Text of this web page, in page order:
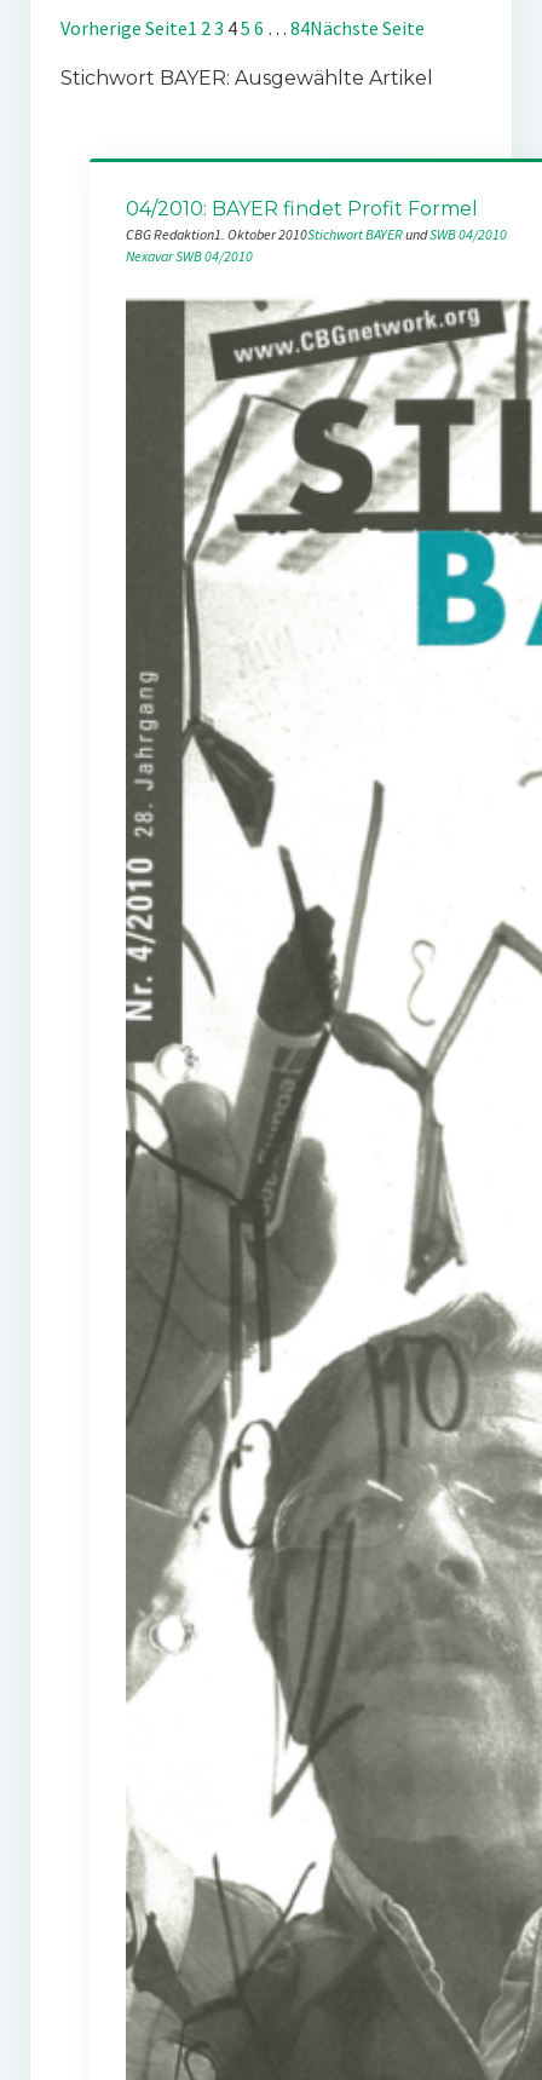
Vorherige Seite1 23 45 6 … 84Nächste Seite
Stichwort BAYER: Ausgewählte Artikel
04/2010: BAYER findet Profit Formel
CBG Redaktion1. Oktober 2010Stichwort BAYER und SWB 04/2010
NexavarSWB 04/2010